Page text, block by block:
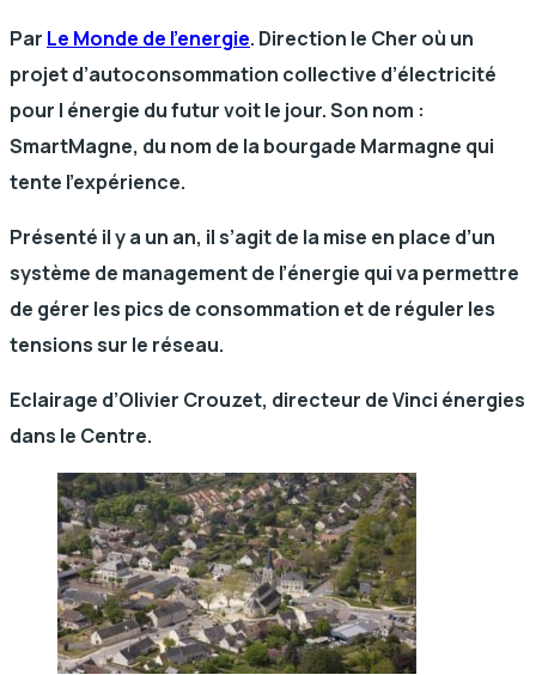
Par Le Monde de l’energie. Direction le Cher où un
projet d’autoconsommation collective d’électricité
pour l énergie du futur voit le jour. Son nom :
SmartMagne, du nom de la bourgade Marmagne qui
tente l’expérience.
Présenté il y a un an, il s’agit de la mise en place d’un
système de management de l’énergie qui va permettre
de gérer les pics de consommation et de réguler les
tensions sur le réseau.
Eclairage d’Olivier Crouzet, directeur de Vinci énergies
dans le Centre.